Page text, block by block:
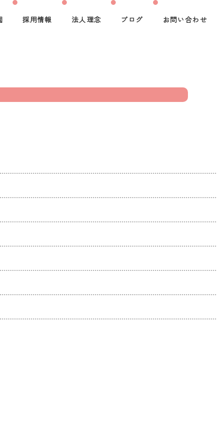
採用情報 法人理念 ブログ お問い合わせ